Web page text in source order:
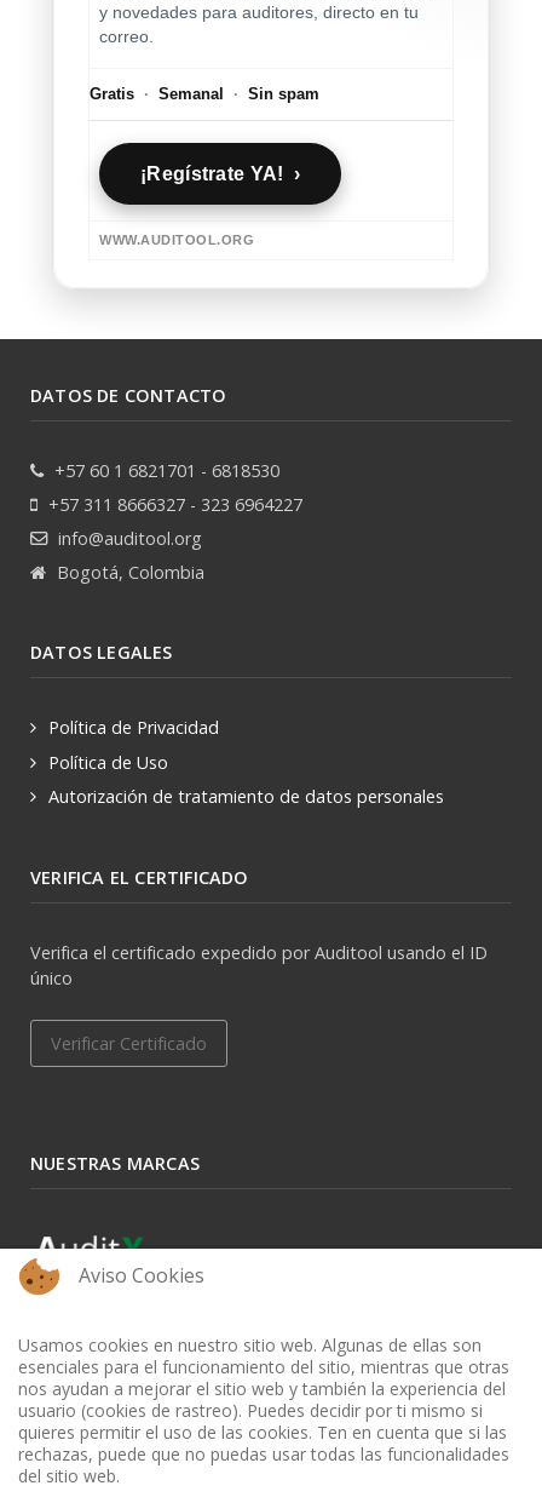
y novedades para auditores, directo en tu
correo.
Gratis · Semanal · Sin spam
¡Regístrate YA! ›
WWW.AUDITOOL.ORG
DATOS DE CONTACTO
+57 60 1 6821701 - 6818530
+57 311 8666327 - 323 6964227
info@auditool.org
Bogotá, Colombia
DATOS LEGALES
Política de Privacidad
Política de Uso
Autorización de tratamiento de datos personales
VERIFICA EL CERTIFICADO
Verifica el certificado expedido por Auditool usando el ID
único
Verificar Certificado
NUESTRAS MARCAS
Aviso Cookies
Usamos cookies en nuestro sitio web. Algunas de ellas son
esenciales para el funcionamiento del sitio, mientras que otras
nos ayudan a mejorar el sitio web y también la experiencia del
usuario (cookies de rastreo). Puedes decidir por ti mismo si
quieres permitir el uso de las cookies. Ten en cuenta que si las
rechazas, puede que no puedas usar todas las funcionalidades
del sitio web.